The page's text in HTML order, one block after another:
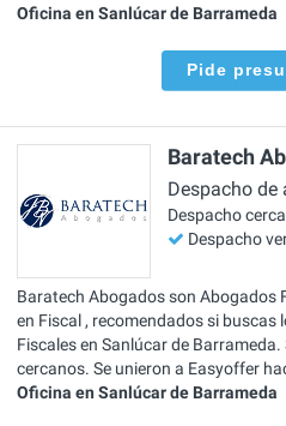
Oficina en Sanlúcar de Barrameda
Pide
Baratech
Despacho de
Despacho
Despacho
Baratech Abogados son Abogados
en Fiscal , recomendados si buscas
Fiscales en Sanlúcar de
cercanos. Se unieron a Easyoffer
Oficina en Sanlúcar de Barrameda